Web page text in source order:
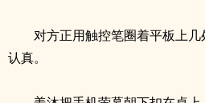
对方正用触控笔圈着平板上
认真。